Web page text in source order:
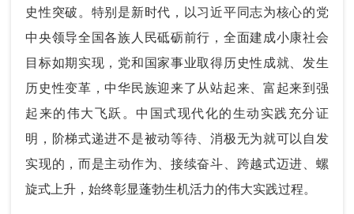
史性突破。特别是新时代，以习近平同志为核心的党
中央领导全国各族人民砥砺前行，全面建成小康社会
目标如期实现，党和国家事业取得历史性成就、发生
历史性变革，中华民族迎来了从站起来、富起来到强
起来的伟大飞跃。中国式现代化的生动实践充分证
明，阶梯式递进不是被动等待、消极无为就可以自发
实现的，而是主动作为、接续奋斗、跨越式迈进、螺
旋式上升，始终彰显蓬勃生机活力的伟大实践过程。